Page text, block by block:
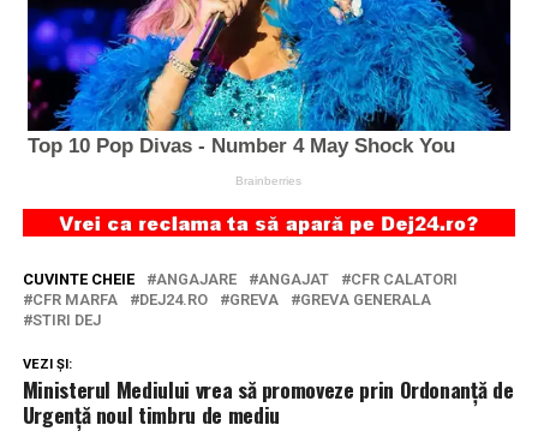
CUVINTE CHEIE ANGAJARE ANGAJAT
CFR CALATORI
CFR MARFA
DEJ24.RO GREVA
GREVA GENERALA
STIRI DEJ
VEZI ȘI:
Ministerul Mediului vrea să promoveze prin Ordonanţă de
Urgenţă noul timbru de mediu